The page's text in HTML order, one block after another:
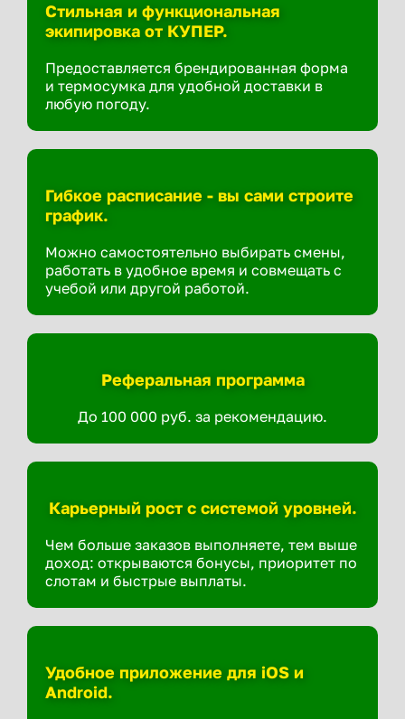
Стильная и функциональная
экипировка от КУПЕР.
Предоставляется брендированная форма
и термосумка для удобной доставки в
любую погоду.
Гибкое расписание - вы сами строите
график.
Можно самостоятельно выбирать смены,
работать в удобное время и совмещать с
учебой или другой работой.
Реферальная программа
До 100 000 руб. за рекомендацию.
Карьерный рост с системой уровней.
Чем больше заказов выполняете, тем выше
доход: открываются бонусы, приоритет по
слотам и быстрые выплаты.
Удобное приложение для iOS и
Android.